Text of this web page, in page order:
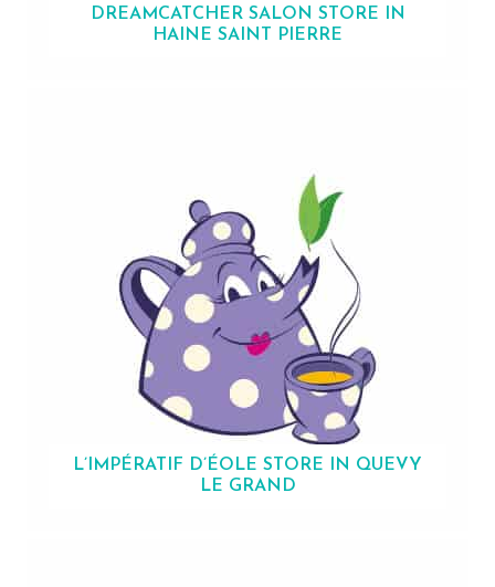
DREAMCATCHER SALON STORE IN
HAINE SAINT PIERRE
L’IMPÉRATIF D’ÉOLE STORE IN QUEVY
LE GRAND